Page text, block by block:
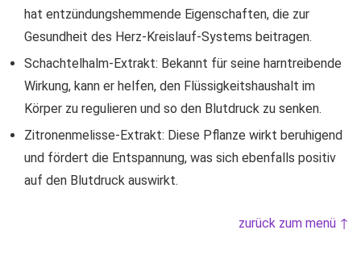
hat entzündungshemmende Eigenschaften, die zur
Gesundheit des Herz-Kreislauf-Systems beitragen.
Schachtelhalm-Extrakt: Bekannt für seine harntreibende
Wirkung, kann er helfen, den Flüssigkeitshaushalt im
Körper zu regulieren und so den Blutdruck zu senken.
Zitronenmelisse-Extrakt: Diese Pflanze wirkt beruhigend
und fördert die Entspannung, was sich ebenfalls positiv
auf den Blutdruck auswirkt.
zurück zum menü ↑